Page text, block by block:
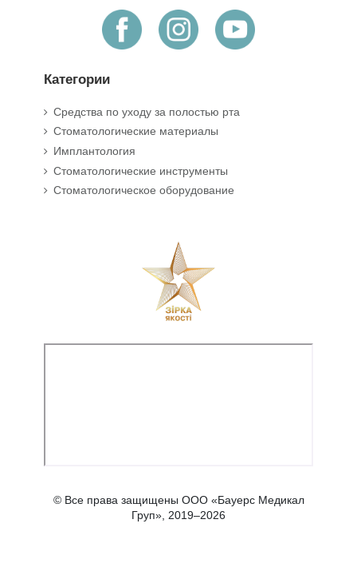
Категории
Средства по уходу за полостью рта
Стоматологические материалы
Имплантология
Стоматологические инструменты
Стоматологическое оборудование
© Все права защищены ООО «Бауерс Медикал
Груп», 2019–2026